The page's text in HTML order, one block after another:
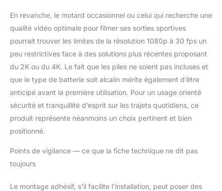
En revanche, le motard occasionnel ou celui qui recherche une
qualité vidéo optimale pour filmer ses sorties sportives
pourrait trouver les limites de la résolution 1080p à 30 fps un
peu restrictives face à des solutions plus récentes proposant
du 2K ou du 4K. Le fait que les piles ne soient pas incluses et
que le type de batterie soit alcalin mérite également d’être
anticipé avant la première utilisation. Pour un usage orienté
sécurité et tranquillité d’esprit sur les trajets quotidiens, ce
produit représente néanmoins un choix pertinent et bien
positionné.
Points de vigilance — ce que la fiche technique ne dit pas
toujours
Le montage adhésif, s’il facilite l’installation, peut poser des